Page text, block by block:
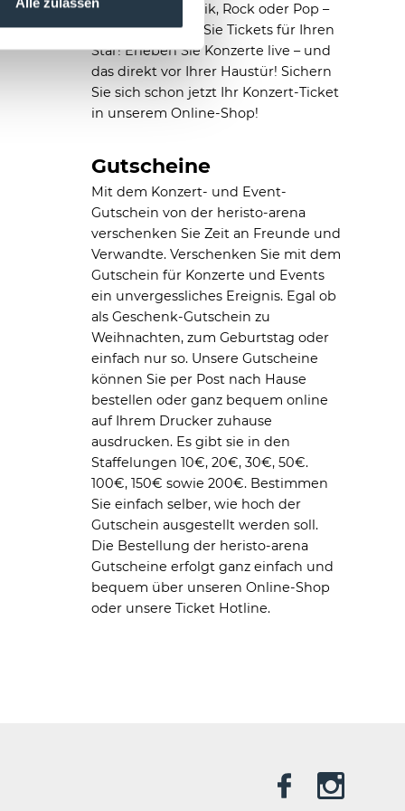
Kultur, Jazz, Klassik, Rock oder Pop –
bei uns erhalten Sie Tickets für Ihren
Star! Erleben Sie Konzerte live – und
das direkt vor Ihrer Haustür! Sichern
Sie sich schon jetzt Ihr Konzert-Ticket
in unserem Online-Shop!
Gutscheine
Mit dem Konzert- und Event-
Gutschein von der heristo-arena
verschenken Sie Zeit an Freunde und
Verwandte. Verschenken Sie mit dem
Gutschein für Konzerte und Events
ein unvergessliches Ereignis. Egal ob
als Geschenk-Gutschein zu
Weihnachten, zum Geburtstag oder
einfach nur so. Unsere Gutscheine
können Sie per Post nach Hause
bestellen oder ganz bequem online
auf Ihrem Drucker zuhause
ausdrucken. Es gibt sie in den
Staffelungen 10€, 20€, 30€, 50€.
100€, 150€ sowie 200€. Bestimmen
Sie einfach selber, wie hoch der
Gutschein ausgestellt werden soll.
Die Bestellung der heristo-arena
Gutscheine erfolgt ganz einfach und
bequem über unseren Online-Shop
oder unsere Ticket Hotline.